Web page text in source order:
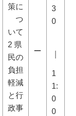
策に
つ
いて
2 県
民の
負担
軽減
と行
政事
ー
3
0
1
1:
0
0